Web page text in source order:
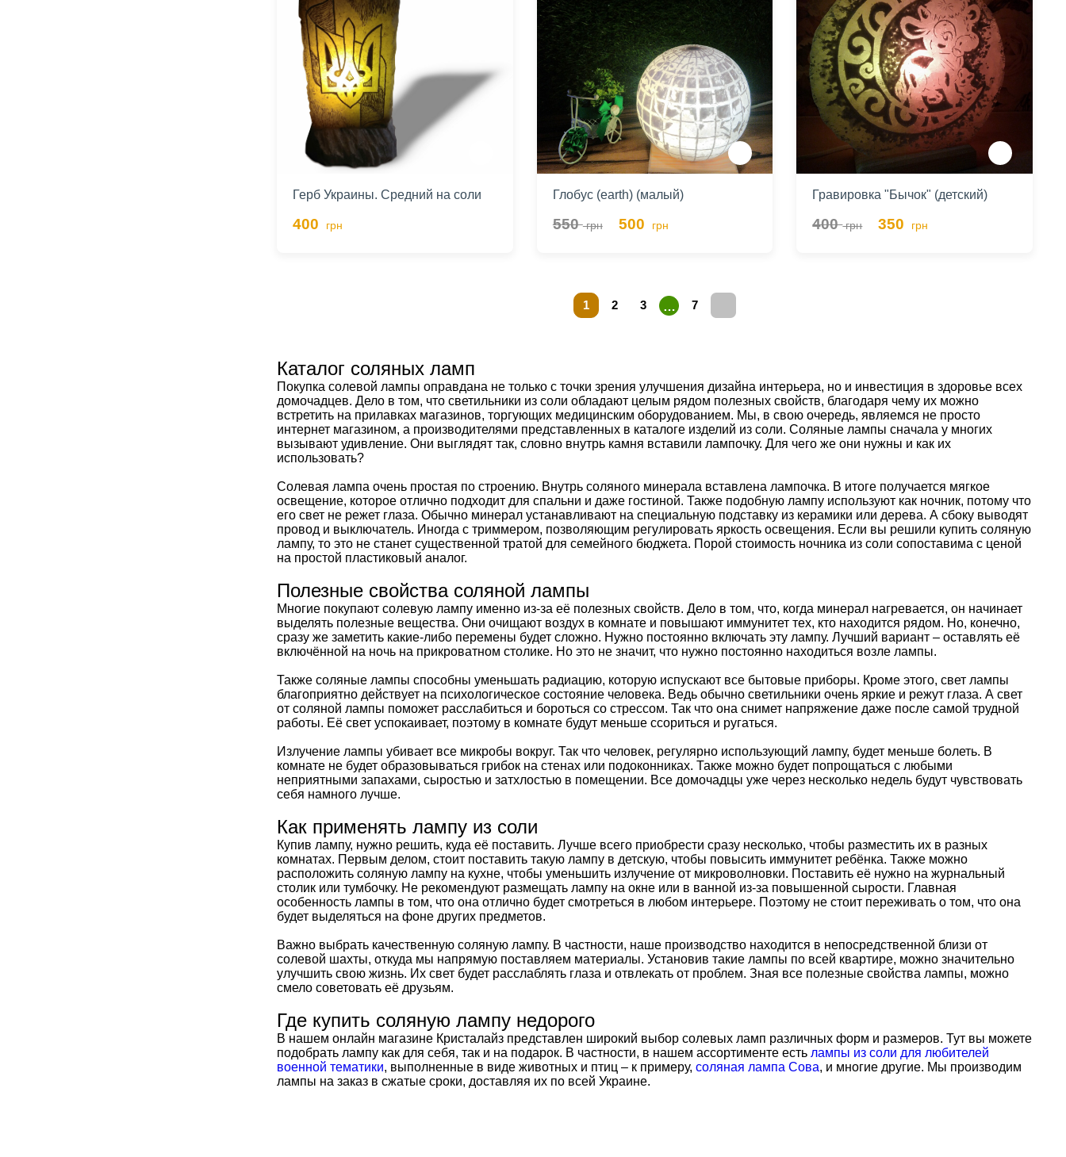
Герб Украины. Средний на соли
400 грн
Глобус (earth) (малый)
550грн 500 грн
Гравировка "Бычок" (детский)
400грн 350 грн
1 2 3 … 7
Каталог соляных ламп
Покупка солевой лампы оправдана не только с точки зрения улучшения дизайна интерьера, но и инвестиция в здоровье всех
домочадцев. Дело в том, что светильники из соли обладают целым рядом полезных свойств, благодаря чему их можно
встретить на прилавках магазинов, торгующих медицинским оборудованием. Мы, в свою очередь, являемся не просто
интернет магазином, а производителями представленных в каталоге изделий из соли. Соляные лампы сначала у многих
вызывают удивление. Они выглядят так, словно внутрь камня вставили лампочку. Для чего же они нужны и как их
использовать?
Солевая лампа очень простая по строению. Внутрь соляного минерала вставлена лампочка. В итоге получается мягкое
освещение, которое отлично подходит для спальни и даже гостиной. Также подобную лампу используют как ночник, потому что
его свет не режет глаза. Обычно минерал устанавливают на специальную подставку из керамики или дерева. А сбоку выводят
провод и выключатель. Иногда с триммером, позволяющим регулировать яркость освещения. Если вы решили купить соляную
лампу, то это не станет существенной тратой для семейного бюджета. Порой стоимость ночника из соли сопоставима с ценой
на простой пластиковый аналог.
Полезные свойства соляной лампы
Многие покупают солевую лампу именно из-за её полезных свойств. Дело в том, что, когда минерал нагревается, он начинает
выделять полезные вещества. Они очищают воздух в комнате и повышают иммунитет тех, кто находится рядом. Но, конечно,
сразу же заметить какие-либо перемены будет сложно. Нужно постоянно включать эту лампу. Лучший вариант – оставлять её
включённой на ночь на прикроватном столике. Но это не значит, что нужно постоянно находиться возле лампы.
Также соляные лампы способны уменьшать радиацию, которую испускают все бытовые приборы. Кроме этого, свет лампы
благоприятно действует на психологическое состояние человека. Ведь обычно светильники очень яркие и режут глаза. А свет
от соляной лампы поможет расслабиться и бороться со стрессом. Так что она снимет напряжение даже после самой трудной
работы. Её свет успокаивает, поэтому в комнате будут меньше ссориться и ругаться.
Излучение лампы убивает все микробы вокруг. Так что человек, регулярно использующий лампу, будет меньше болеть. В
комнате не будет образовываться грибок на стенах или подоконниках. Также можно будет попрощаться с любыми
неприятными запахами, сыростью и затхлостью в помещении. Все домочадцы уже через несколько недель будут чувствовать
себя намного лучше.
Как применять лампу из соли
Купив лампу, нужно решить, куда её поставить. Лучше всего приобрести сразу несколько, чтобы разместить их в разных
комнатах. Первым делом, стоит поставить такую лампу в детскую, чтобы повысить иммунитет ребёнка. Также можно
расположить соляную лампу на кухне, чтобы уменьшить излучение от микроволновки. Поставить её нужно на журнальный
столик или тумбочку. Не рекомендуют размещать лампу на окне или в ванной из-за повышенной сырости. Главная
особенность лампы в том, что она отлично будет смотреться в любом интерьере. Поэтому не стоит переживать о том, что она
будет выделяться на фоне других предметов.
Важно выбрать качественную соляную лампу. В частности, наше производство находится в непосредственной близи от
солевой шахты, откуда мы напрямую поставляем материалы. Установив такие лампы по всей квартире, можно значительно
улучшить свою жизнь. Их свет будет расслаблять глаза и отвлекать от проблем. Зная все полезные свойства лампы, можно
смело советовать её друзьям.
Где купить соляную лампу недорого
В нашем онлайн магазине Кристалайз представлен широкий выбор солевых ламп различных форм и размеров. Тут вы можете
подобрать лампу как для себя, так и на подарок. В частности, в нашем ассортименте есть лампы из соли для любителей
военной тематики, выполненные в виде животных и птиц – к примеру,соляная лампа Сова, и многие другие. Мы производим
лампы на заказ в сжатые сроки, доставляя их по всей Украине.